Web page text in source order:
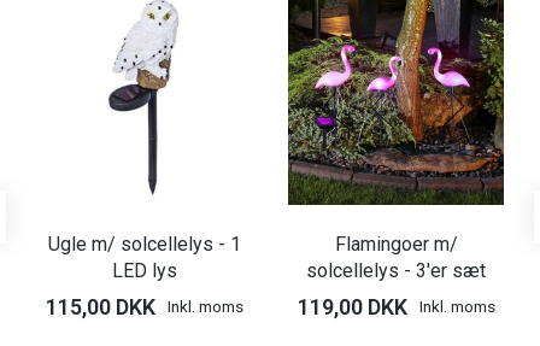
Ugle m/ solcellelys - 1
LED lys
115,00 DKK Inkl. moms
Flamingoer m/
solcellelys - 3'er sæt
119,00 DKK Inkl. moms